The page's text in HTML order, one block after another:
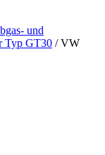
und
Typ GT30 / VW